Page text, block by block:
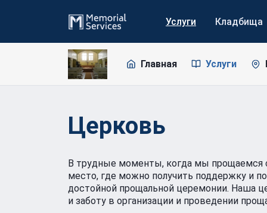
Услуги Кладбища
Главная Услуги
Церковь
В трудные моменты, когда мы прощаемся
место, где можно получить поддержку и
достойной прощальной церемонии. Наша
и заботу в организации и проведении